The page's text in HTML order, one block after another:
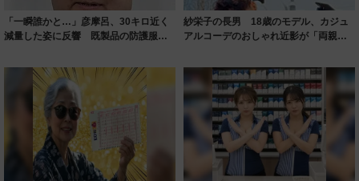
「一瞬誰かと…」彦摩呂、30キロ近く
減量した姿に反響 既製品の防護服が
紗栄子の長男 18歳のモデル、カジュ
アルコーデのおしゃれ近影が「両親の